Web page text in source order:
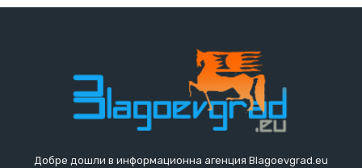
Добре дошли в информационна агенция Blagoevgrad.eu